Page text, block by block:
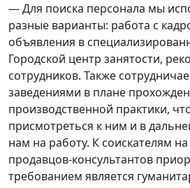
— Для поиска персонала мы
разные варианты: работа с
объявления в
Городской центр занятости,
сотрудников. Также
заведениями в плане
производственной практики,
присмотреться к ним и в
нам на работу. К соискателям
продавцов-консультантов
требованием является